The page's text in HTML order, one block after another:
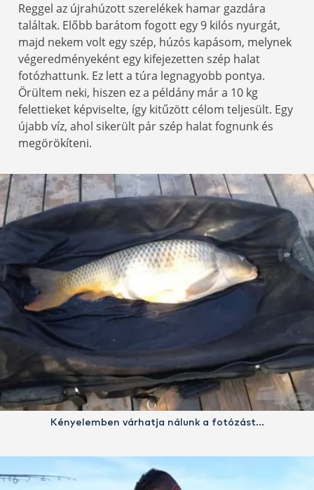
Reggel az újrahúzott szerelékek hamar gazdára
találtak. Előbb barátom fogott egy 9 kilós nyurgát,
majd nekem volt egy szép, húzós kapásom, melynek
végeredményeként egy kifejezetten szép halat
fotózhattunk. Ez lett a túra legnagyobb pontya.
Örültem neki, hiszen ez a példány már a 10 kg
felettieket képviselte, így kitűzött célom teljesült. Egy
újabb víz, ahol sikerült pár szép halat fognunk és
megörökíteni.
Kényelemben várhatja nálunk a fotózást…